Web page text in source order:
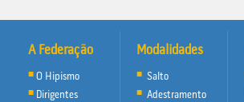
A Federação
O Hipismo
Dirigentes
Modalidades
Salto
Adestramento